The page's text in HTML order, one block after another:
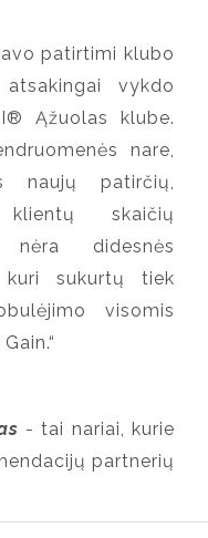
patirtimi klubo
vykdo
Ąžuolas klube.
nare,
naujų patirčių,
skaičių
nėra didesnės
kuri sukurtų tiek
visomis
- tai nariai, kurie
partnerių